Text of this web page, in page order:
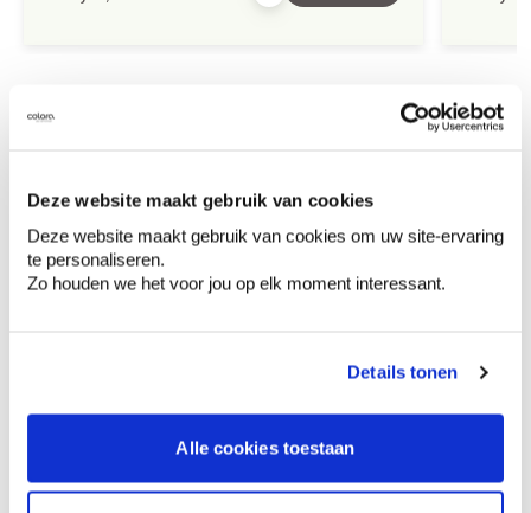
Deze website maakt gebruik van cookies
Deze website maakt gebruik van cookies om uw site-ervaring
te personaliseren.
Zo houden we het voor jou op elk moment interessant.
Details tonen
Alle cookies toestaan
Ontdek meer inspiratiebeelden voor:
Kleuradvies aan huis
en je meubels.
Krijg ineens een technologische check-up
van je muren.